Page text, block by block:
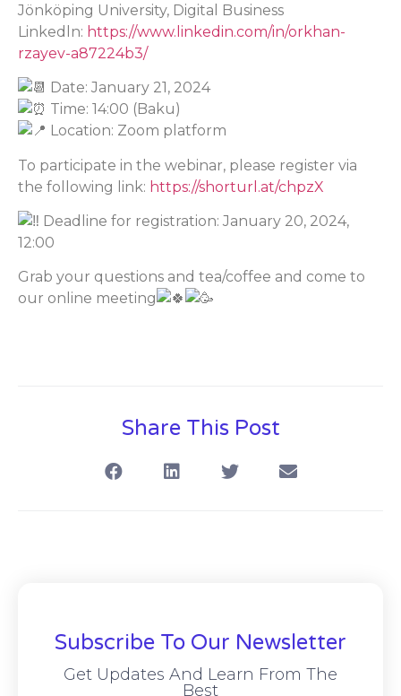
Jönköping University, Digital Business
Linkedln: https://www.linkedin.com/in/orkhan-
rzayev-a87224b3/
Date: January 21, 2024
Time: 14:00 (Baku)
Location: Zoom platform
To participate in the webinar, please register via
the following link: https://shorturl.at/chpzX
Deadline for registration: January 20, 2024,
12:00
Grab your questions and tea/coffee and come to
our online meeting
Share This Post
Subscribe To Our Newsletter
Get Updates And Learn From The
Best